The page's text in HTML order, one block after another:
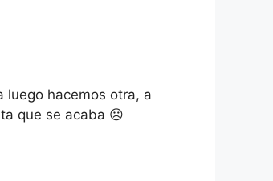
luego hacemos otra, a
que se acaba ☹